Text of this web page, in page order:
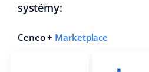
systémy:
Ceneo + Marketplace